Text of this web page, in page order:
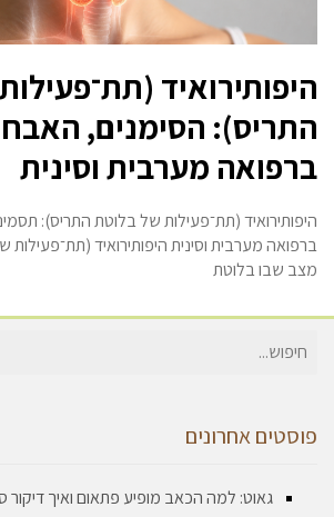
היפותירואיד
התריס): הסימנים,
ברפואה מערבית וסינית
היפותירואיד (תת־פעילות של בלוטת התריס):
ברפואה מערבית וסינית היפותירואיד
מצב שבו בלוטת
חיפוש
פוסטים אחרונים
גאוט: למה הכאב מופיע פתאום ואיך דיקור